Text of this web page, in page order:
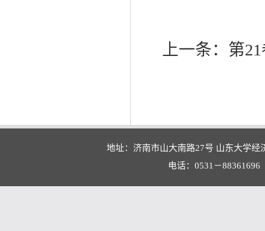
上一条： 第
地址：济南市山大南路27号 山东大学
电话：0531－